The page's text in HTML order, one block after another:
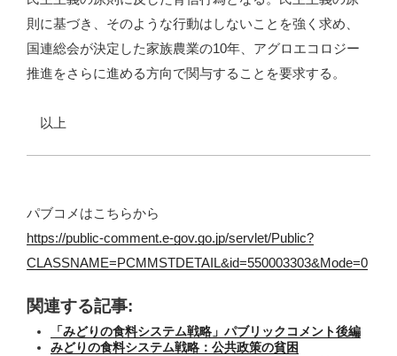
則に基づき、そのような行動はしないことを強く求め、
国連総会が決定した家族農業の10年、アグロエコロジー
推進をさらに進める方向で関与することを要求する。
以上
パブコメはこちらから
https://public-comment.e-gov.go.jp/servlet/Public?
CLASSNAME=PCMMSTDETAIL&id=550003303&Mode=0
関連する記事:
「みどりの食料システム戦略」パブリックコメント後編
みどりの食料システム戦略：公共政策の貧困